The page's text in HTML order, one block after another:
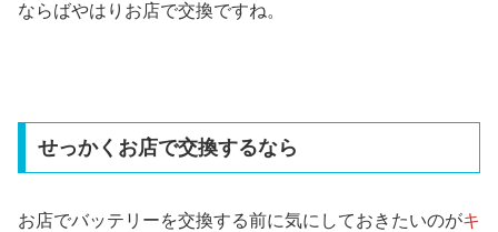
ならばやはりお店で交換ですね。
せっかくお店で交換するなら
お店でバッテリーを交換する前に気にしておきたいのがキ